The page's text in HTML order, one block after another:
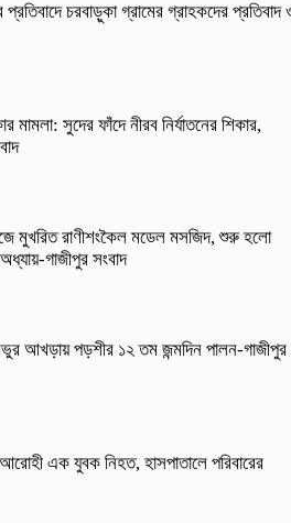
চরবাড়ুকা গ্রামের গ্রাহকদের প্রতিবাদ
মামলা: সুদের ফাঁদে নীরব নির্যাতনের শিকার,
মুখরিত রাণীশংকৈল মডেল মসজিদ, শুরু হলো
গাজীপুর সংবাদ
আখড়ায় পড়শীর ১২ তম জন্মদিন পালন-গাজীপুর
এক যুবক নিহত, হাসপাতালে পরিবারের